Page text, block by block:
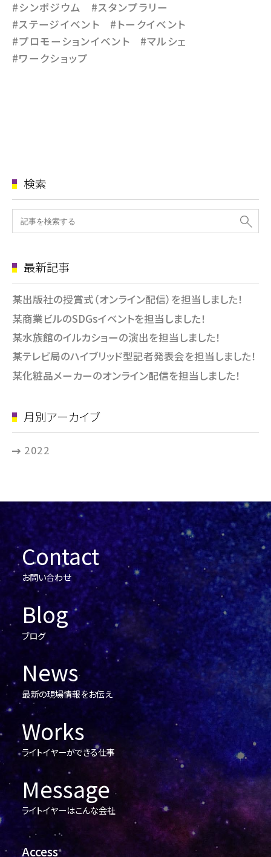
#シンポジウム
#スタンプラリー
#ステージイベント
#トークイベント
#プロモーションイベント
#マルシェ
#ワークショップ
検索
最新記事
某出版社の授賞式（オンライン配信）を担当しました！
某商業ビルのSDGsイベントを担当しました！
某水族館のイルカショーの演出を担当しました！
某テレビ局のハイブリッド型記者発表会を担当しました！
某化粧品メーカーのオンライン配信を担当しました！
月別アーカイブ
2022
Contact
お問い合わせ
Blog
ブログ
News
最新の現場情報をお伝え
Works
ライトイヤーができる仕事
Message
ライトイヤーはこんな会社
Access